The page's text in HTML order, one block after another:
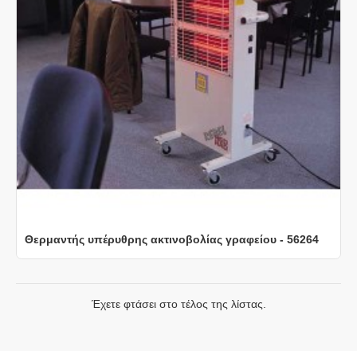
Θερμαντής υπέρυθρης ακτινοβολίας γραφείου - 56264
Έχετε φτάσει στο τέλος της λίστας.